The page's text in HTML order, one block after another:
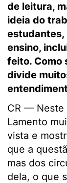
de leitura,
ideia do
estudantes,
ensino,
feito. Como
divide
CR — Neste
Lamento
vista e
que a
mas dos
dela, o que